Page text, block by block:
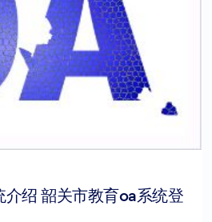
绍 韶关市教育oa系统登